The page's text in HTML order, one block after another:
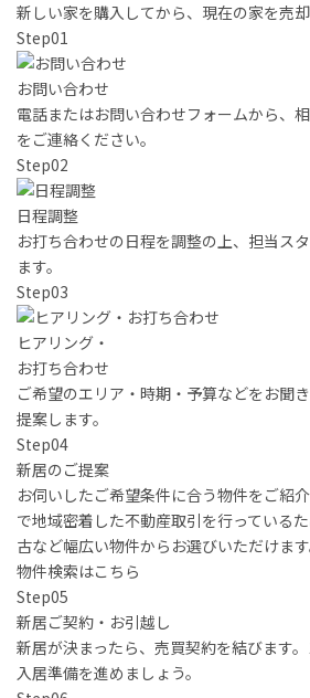
新しい家を購入してから、現在の家を売却
Step01
お問い合わせ
電話またはお問い合わせフォームから、
をご連絡ください。
Step02
日程調整
お打ち合わせの日程を調整の上、担当ス
ます。
Step03
ヒアリング・
お打ち合わせ
ご希望のエリア・時期・予算などをお聞
提案します。
Step04
新居のご提案
お伺いしたご希望条件に合う物件をご紹
で地域密着した不動産取引を行っている
古など幅広い物件からお選びいただけます
物件検索はこちら
Step05
新居ご契約・お引越し
新居が決まったら、売買契約を結びます
入居準備を進めましょう。